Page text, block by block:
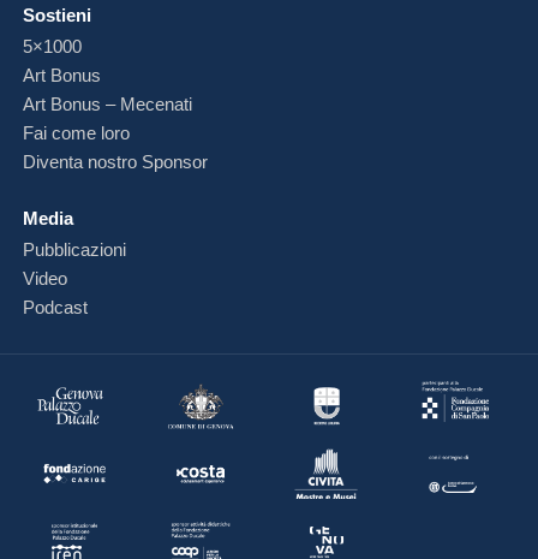
Sostieni
5×1000
Art Bonus
Art Bonus – Mecenati
Fai come loro
Diventa nostro Sponsor
Media
Pubblicazioni
Video
Podcast